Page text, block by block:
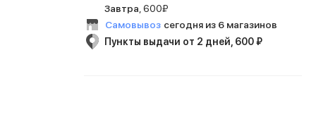
Завтра 600₽
Самовывоз сегодня из 6 магазинов
Пункты выдачи от 2 дней, 600 ₽